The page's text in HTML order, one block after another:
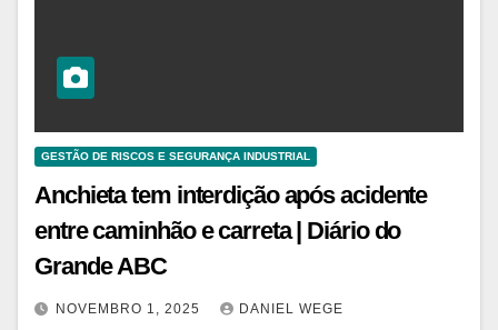
GESTÃO DE RISCOS E SEGURANÇA INDUSTRIAL
Anchieta tem interdição após acidente
entre caminhão e carreta | Diário do
Grande ABC
NOVEMBRO 1, 2025 DANIEL WEGE